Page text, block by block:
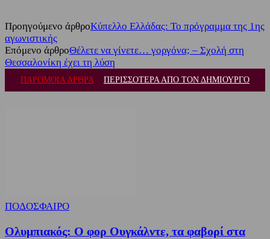
Προηγούμενο άρθροΚύπελλο Ελλάδας: Το πρόγραμμα της 1ης
αγωνιστικής
Επόμενο άρθροΘέλετε να γίνετε… γοργόνα; – Σχολή στη
Θεσσαλονίκη έχει τη λύση
ΠΑΡΟΜΟΙΑ ΑΡΘΡΑ ΠΕΡΙΣΣΟΤΕΡΑ ΑΠΟ ΤΟΝ ΔΗΜΙΟΥΡΓΟ
ΠΟΔΟΣΦΑΙΡΟ
Ολυμπιακός: Ο φορ Ουγκάλντε, τα φαβορί στα